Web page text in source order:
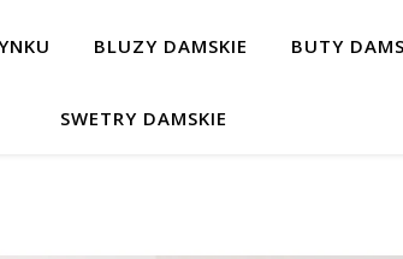
BLUZY DAMSKIE BUTY
SWETRY DAMSKIE